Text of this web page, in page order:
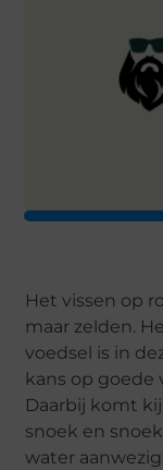
Het vissen op
maar zelden.
voedsel is in
kans op
Daarbij komt
snoek en
water